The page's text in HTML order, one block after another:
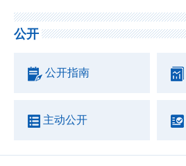
公开
公开指南
主动公开